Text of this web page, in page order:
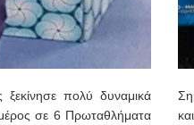
πολύ δυναμικά
μέρος σε 6 Πρωταθλήματα